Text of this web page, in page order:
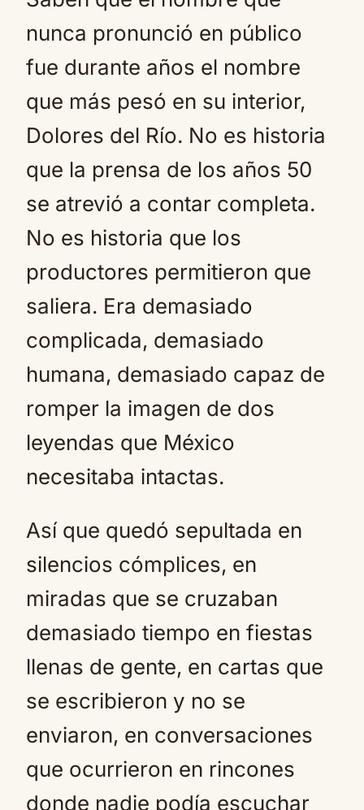
nunca pronunció en público
fue durante años el nombre
que más pesó en su interior,
Dolores del Río. No es historia
que la prensa de los años 50
se atrevió a contar completa.
No es historia que los
productores permitieron que
saliera. Era demasiado
complicada, demasiado
humana, demasiado capaz de
romper la imagen de dos
leyendas que México
necesitaba intactas.
Así que quedó sepultada en
silencios cómplices, en
miradas que se cruzaban
demasiado tiempo en fiestas
llenas de gente, en cartas que
se escribieron y no se
enviaron, en conversaciones
que ocurrieron en rincones
donde nadie podía escuchar